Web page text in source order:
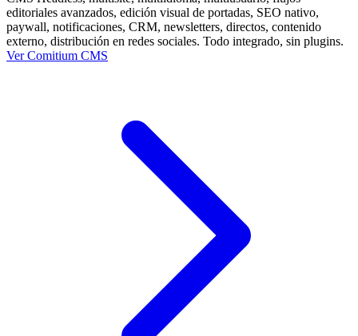
editoriales avanzados, edición visual de portadas, SEO nativo,
paywall, notificaciones, CRM, newsletters, directos, contenido
externo, distribución en redes sociales. Todo integrado, sin plugins.
Ver Comitium CMS